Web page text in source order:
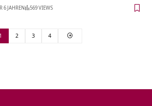
6 JAHREN 569 VIEWS
1 2 3 4